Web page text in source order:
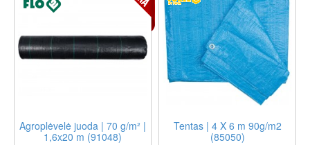
Agroplėvelė juoda | 70 g/m² |
1,6x20 m (91048)
Tentas | 4 X 6 m 90g/m2
(85050)